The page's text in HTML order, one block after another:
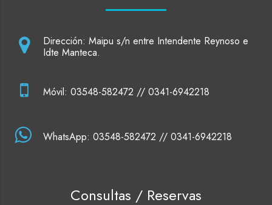
Dirección: Maipu s/n entre Intendente Reynoso e
Idte Manteca.
Móvil: 03548-582472 // 0341-6942218
WhatsApp: 03548-582472 // 0341-6942218
Consultas / Reservas